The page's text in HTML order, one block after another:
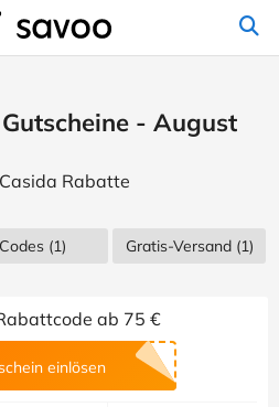
- August
Rabatte
Codes(1) Gratis-Versand (1)
ab 75 €
einlösen